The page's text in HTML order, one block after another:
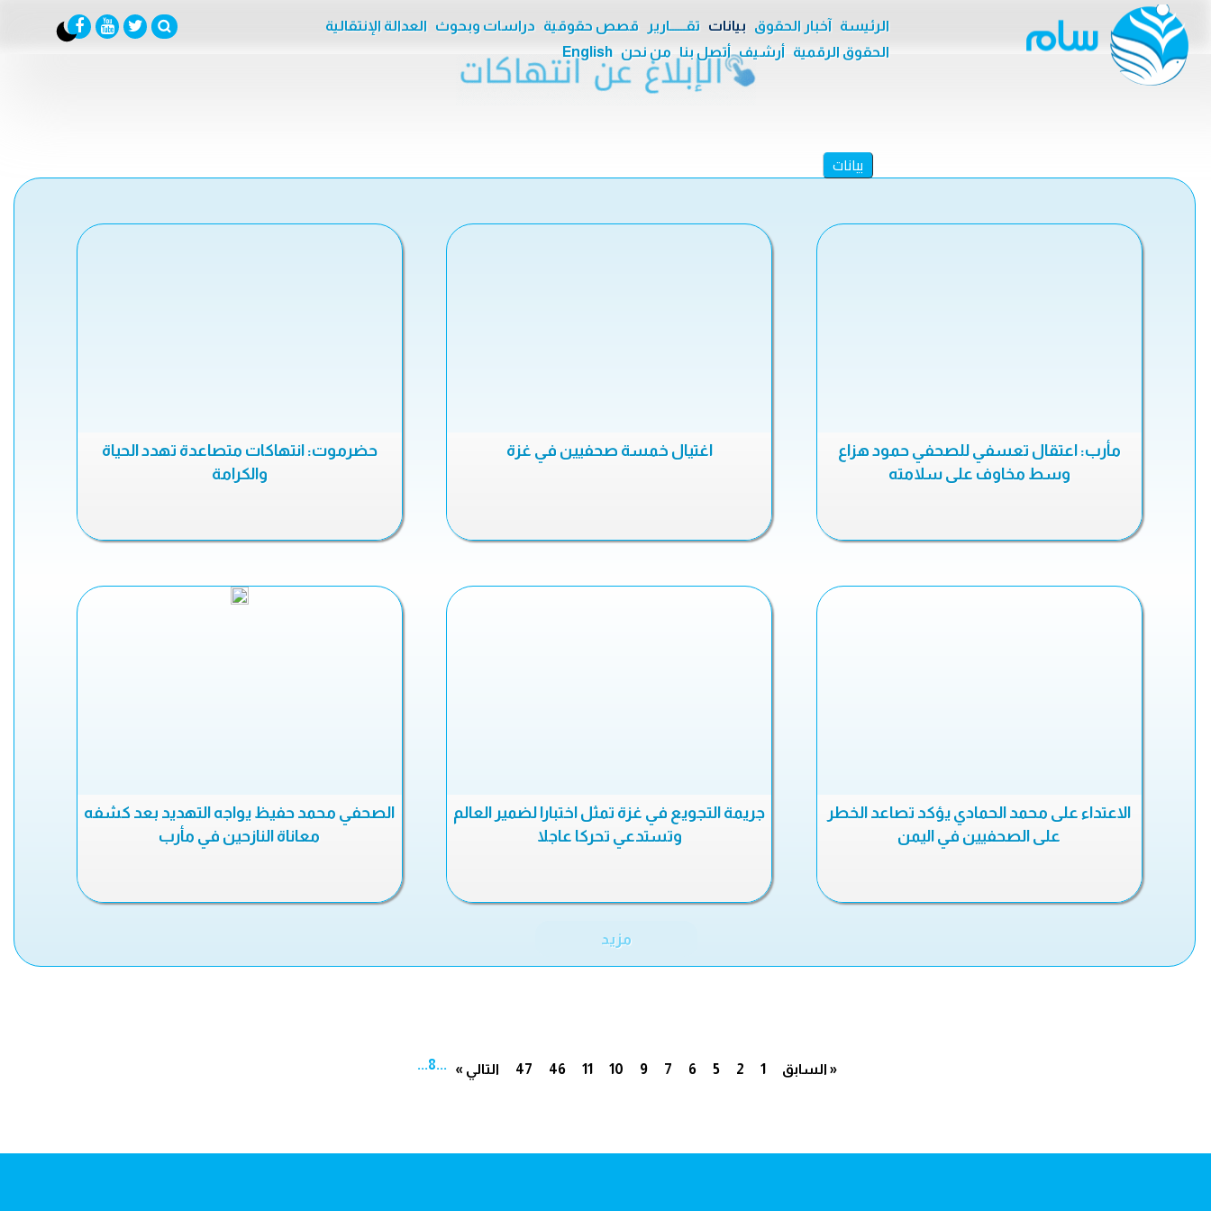
الرئيسة آخبار الحقوق بيانات تقــــــارير قصص حقوقية دراسات وبحوث
العدالة الإنتقالية
الحقوق الرقمية
أرشيف أتصل بنا من نحن English
بيانات
مأرب: اعتقال تعسفي للصحفي حمود هزاع
وسط مخاوف على سلامته
اغتيال خمسة صحفيين في غزة
حضرموت: انتهاكات متصاعدة تهدد الحياة
والكرامة
الاعتداء على محمد الحمادي يؤكد تصاعد الخطر
على الصحفيين في اليمن
جريمة التجويع في غزة تمثل اختبارا لضمير العالم
وتستدعي تحركا عاجلا
الصحفي محمد حفيظ يواجه التهديد بعد كشفه
معاناة النازحين في مأرب
مزيد
« السابق 1
2
... 5
6
7
8 9
10
11
... 46
47 التالي »